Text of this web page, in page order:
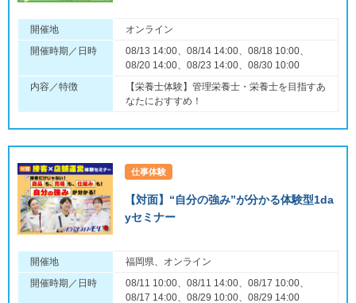
開催地
オンライン
開催時期／日時
08/13 14:00、08/14 14:00、08/18 10:00、
08/20 14:00、08/23 14:00、08/30 10:00
内容／特徴
【栄養士体験】管理栄養士・栄養士を目指すあ
なたにおすすめ！
仕事体験
【対面】“自分の強み”が分かる体験型1da
yセミナー
開催地
福岡県、オンライン
開催時期／日時
08/11 10:00、08/11 14:00、08/17 10:00、
08/17 14:00、08/29 10:00、08/29 14:00